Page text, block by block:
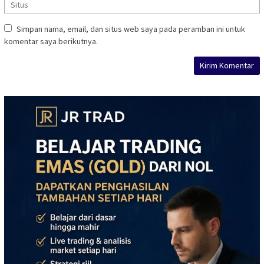
Simpan nama, email, dan situs web saya pada peramban ini untuk
komentar saya berikutnya.